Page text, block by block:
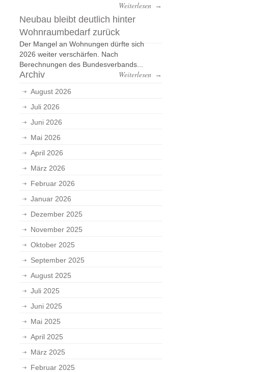
Weiterlesen →
Neubau bleibt deutlich hinter
Wohnraumbedarf zurück
Der Mangel an Wohnungen dürfte sich
2026 weiter verschärfen. Nach
Berechnungen des Bundesverbands...
Weiterlesen →
Archiv
August 2026
Juli 2026
Juni 2026
Mai 2026
April 2026
März 2026
Februar 2026
Januar 2026
Dezember 2025
November 2025
Oktober 2025
September 2025
August 2025
Juli 2025
Juni 2025
Mai 2025
April 2025
März 2025
Februar 2025